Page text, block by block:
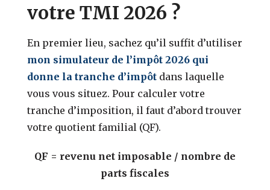
votre TMI 2026 ?
En premier lieu, sachez qu’il suffit d’utiliser
mon simulateur de l’impôt 2026 qui
donne la tranche d’impôt dans laquelle
vous vous situez. Pour calculer votre
tranche d’imposition, il faut d’abord trouver
votre quotient familial (QF).
QF = revenu net imposable / nombre de
parts fiscales